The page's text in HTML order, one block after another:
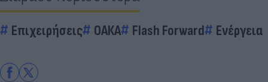
Επιχειρήσεις ΟΑΚΑ Flash Forward Ενέργεια